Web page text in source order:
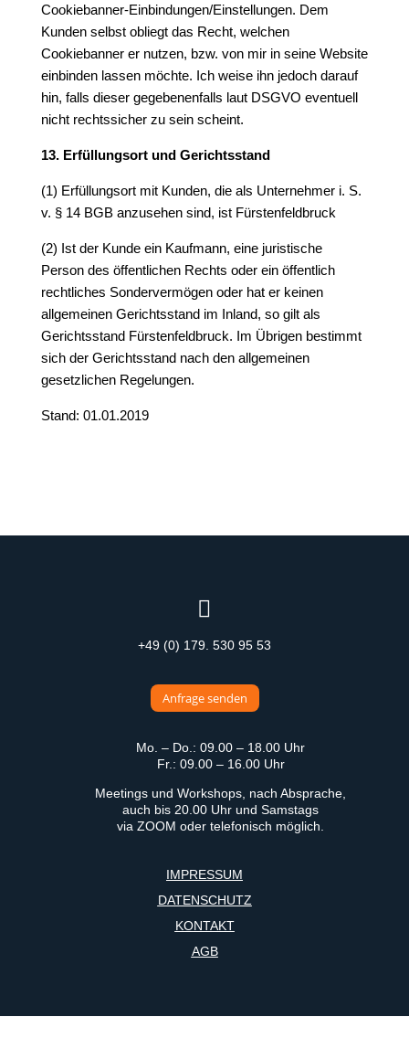
Cookiebanner-Einbindungen/Einstellungen. Dem
Kunden selbst obliegt das Recht, welchen
Cookiebanner er nutzen, bzw. von mir in seine Website
einbinden lassen möchte. Ich weise ihn jedoch darauf
hin, falls dieser gegebenenfalls laut DSGVO eventuell
nicht rechtssicher zu sein scheint.
13. Erfüllungsort und Gerichtsstand
(1) Erfüllungsort mit Kunden, die als Unternehmer i. S.
v. § 14 BGB anzusehen sind, ist Fürstenfeldbruck
(2) Ist der Kunde ein Kaufmann, eine juristische
Person des öffentlichen Rechts oder ein öffentlich
rechtliches Sondervermögen oder hat er keinen
allgemeinen Gerichtsstand im Inland, so gilt als
Gerichtsstand Fürstenfeldbruck. Im Übrigen bestimmt
sich der Gerichtsstand nach den allgemeinen
gesetzlichen Regelungen.
Stand: 01.01.2019

+49 (0) 179. 530 95 53
Anfrage senden
Mo. – Do.: 09.00 – 18.00 Uhr
Fr.: 09.00 – 16.00 Uhr
Meetings und Workshops, nach Absprache,
auch bis 20.00 Uhr und Samstags
via ZOOM oder telefonisch möglich.
IMPRESSUM
DATENSCHUTZ
KONTAKT
AGB